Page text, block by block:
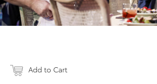
Add to Cart